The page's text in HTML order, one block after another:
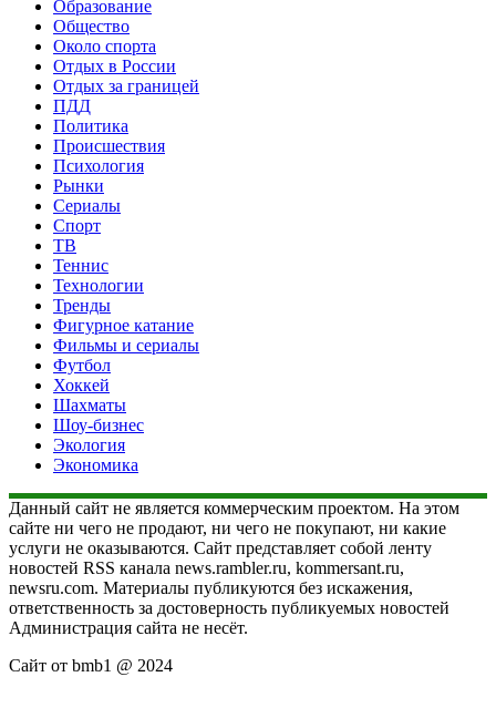
Образование
Общество
Около спорта
Отдых в России
Отдых за границей
ПДД
Политика
Происшествия
Психология
Рынки
Сериалы
Спорт
ТВ
Теннис
Технологии
Тренды
Фигурное катание
Фильмы и сериалы
Футбол
Хоккей
Шахматы
Шоу-бизнес
Экология
Экономика
Данный сайт не является коммерческим проектом. На этом
сайте ни чего не продают, ни чего не покупают, ни какие
услуги не оказываются. Сайт представляет собой ленту
новостей RSS канала news.rambler.ru, kommersant.ru,
newsru.com. Материалы публикуются без искажения,
ответственность за достоверность публикуемых новостей
Администрация сайта не несёт.
Сайт от bmb1 @ 2024